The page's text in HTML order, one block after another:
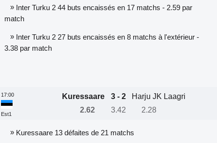
»Inter Turku 2 44 buts encaissés en 17 matchs - 2.59 par
match
»Inter Turku 2 27 buts encaissés en 8 matchs à l'extérieur -
3.38 par match
17:00
Est1
Kuressaare 3 - 2
Harju JK Laagri
2.62
3.42 2.28
»Kuressaare 13 défaites de 21 matchs